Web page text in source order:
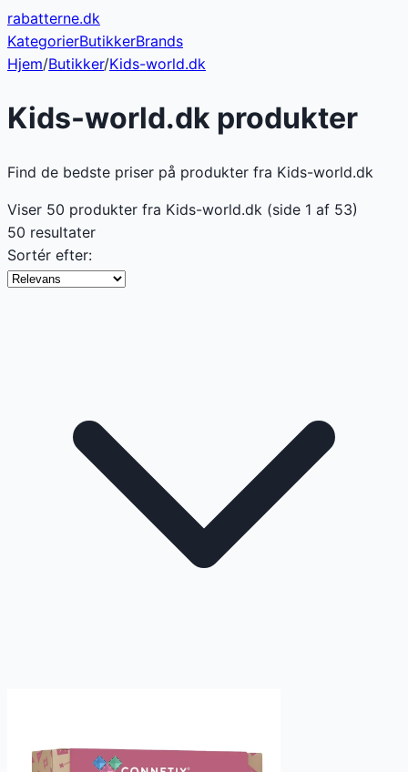
rabatterne.dk
KategorierButikkerBrands
Hjem/Butikker/Kids-world.dk
Kids-world.dk produkter
Find de bedste priser på produkter fra Kids-world.dk
Viser 50 produkter fra Kids-world.dk (side 1 af 53)
50 resultater
Sortér efter: